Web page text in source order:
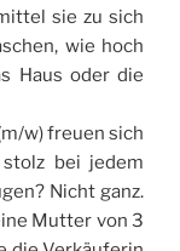
sie zu sich
wie hoch
Haus oder die
w) freuen sich
bei jedem
Nicht ganz.
Mutter von 3